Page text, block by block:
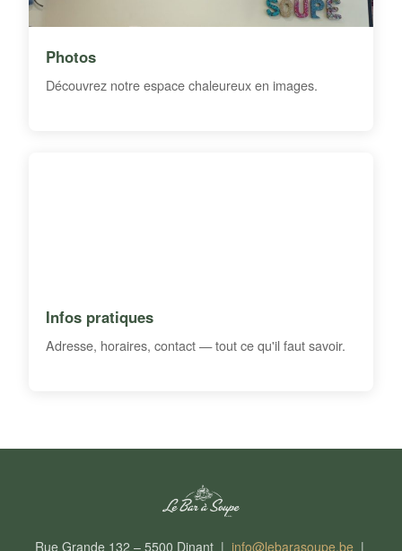
Photos
Découvrez notre espace chaleureux en images.
Infos pratiques
Adresse, horaires, contact — tout ce qu'il faut savoir.
Rue Grande 132 – 5500 Dinant | info@lebarasoupe.be|